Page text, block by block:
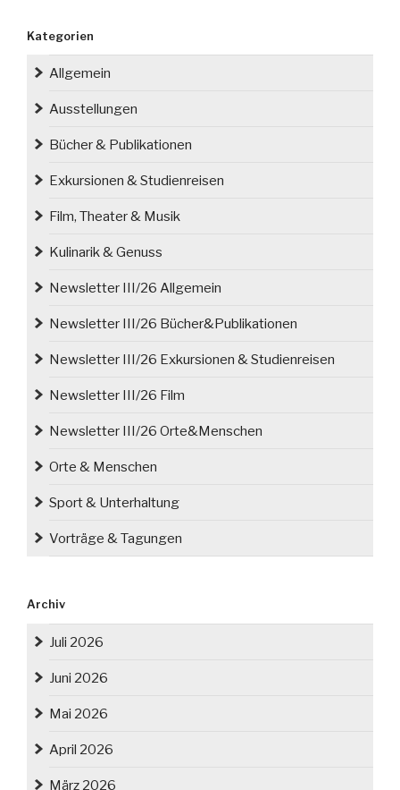
Atelier
Schloss
Kategorien
Allgemein
Ausstellungen
Bücher & Publikationen
Exkursionen & Studienreisen
Film, Theater & Musik
Kulinarik & Genuss
Newsletter III/26 Allgemein
Newsletter III/26 Bücher&Publikationen
Newsletter III/26 Exkursionen & Studienreisen
Newsletter III/26 Film
Newsletter III/26 Orte&Menschen
Orte & Menschen
Sport & Unterhaltung
Vorträge & Tagungen
Archiv
Juli 2026
Juni 2026
Mai 2026
April 2026
März 2026